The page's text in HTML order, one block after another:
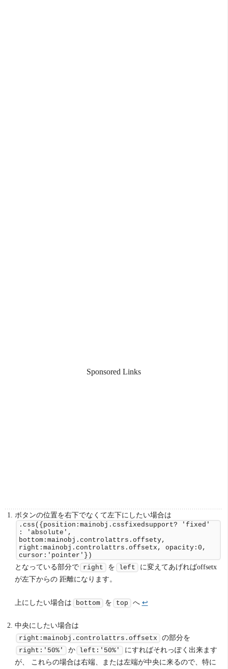
Sponsored Links
ボタンの位置を右下でなくて左下にしたい場合は
.css({position:mainobj.cssfixedsupport? 'fixed'
: 'absolute',
bottom:mainobj.controlattrs.offsety,
right:mainobj.controlattrs.offsetx, opacity:0,
cursor:'pointer'})
となっている部分で right を left
に変えてあげればoffsetx
が左下からの 距離になります。
上にしたい場合は bottom を top へ ↩
中央にしたい場合は
right:mainobj.controlattrs.offsetx の部分を
right:'50%' か left:'50%'
にすればそれっぽく出来ます
が、 これらの場合は右端、または左端が中央に来るので、特に